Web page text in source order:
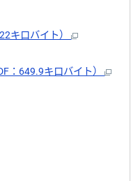
キロバイト）
：649.9キロバイト）